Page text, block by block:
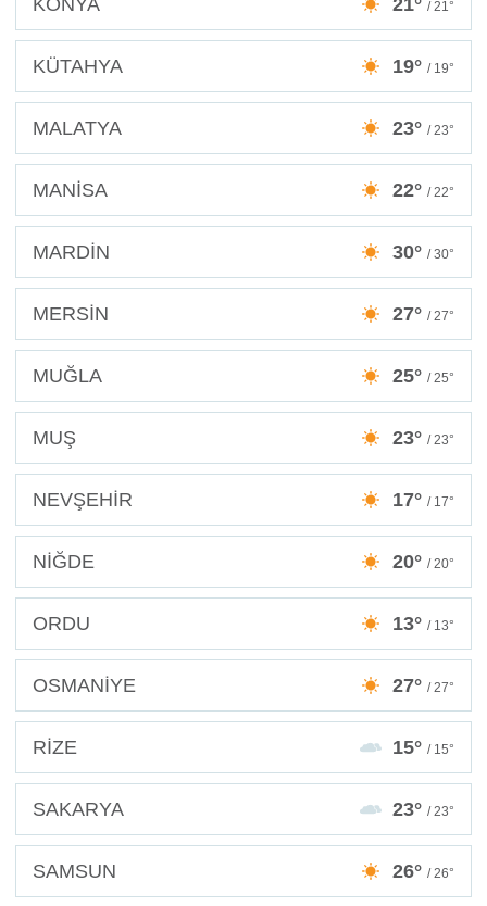
/ 21°
KÜTAHYA 19° / 19°
MALATYA 23° / 23°
MANİSA 22° / 22°
MARDİN 30° / 30°
MERSİN 27° / 27°
MUĞLA 25° / 25°
MUŞ 23° / 23°
NEVŞEHİR 17° / 17°
NİĞDE 20° / 20°
ORDU 13° / 13°
OSMANİYE 27° / 27°
RİZE 15° / 15°
SAKARYA 23° / 23°
SAMSUN 26° / 26°